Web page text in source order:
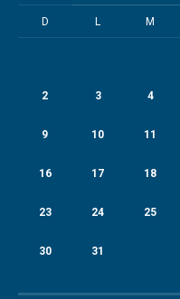
D L M
2 3 4
9 10 11
16 17 18
23 24 25
30 31